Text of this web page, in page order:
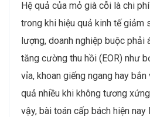
Hệ quả của mỏ già cỗi là chi
trong khi hiệu quả kinh tế giảm
lượng, doanh nghiệp buộc phải
tăng cường thu hồi (EOR) như
vỉa, khoan giếng ngang hay bắn
quả nhiều khi không tương
vậy, bài toán cấp bách hiện